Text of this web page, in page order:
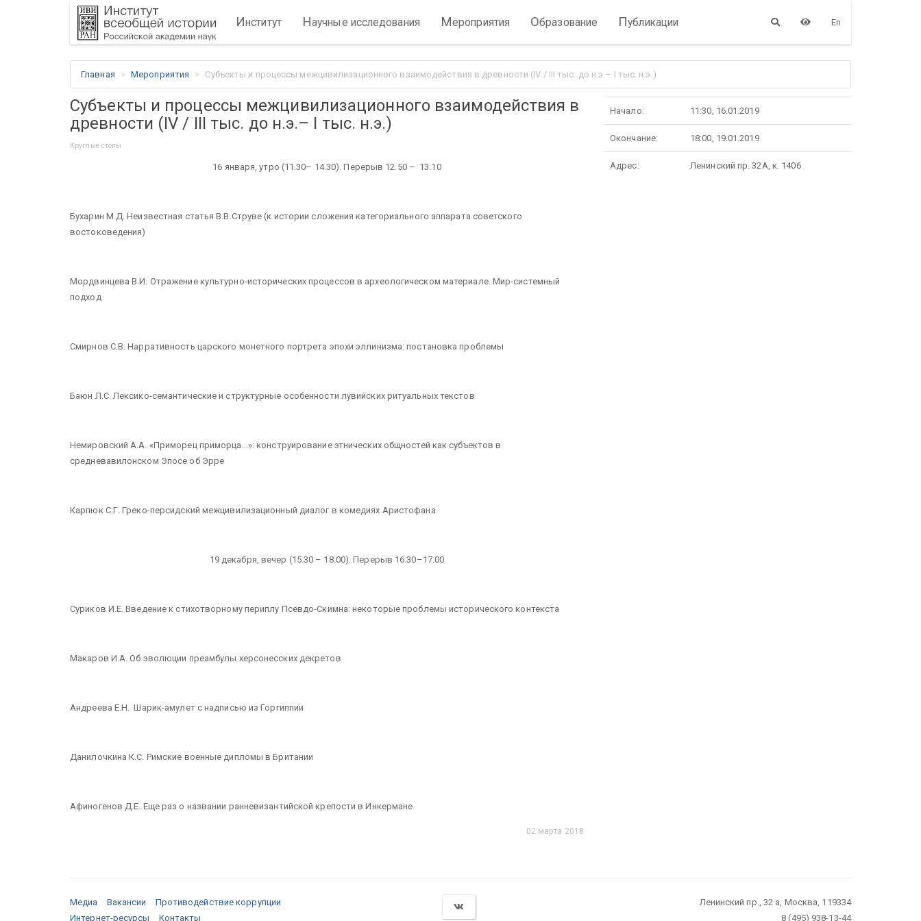
Институт Научные исследования Мероприятия Образование Публикации En
Главная Мероприятия Субъекты и процессы межцивилизационного взаимодействия в древности (IV / III тыс. до н.э.– I тыс. н.э.)
Субъекты и процессы межцивилизационного взаимодействия в
древности (IV / III тыс. до н.э.– I тыс. н.э.)
Круглые столы
16 января, утро (11.30– 14.30). Перерыв 12.50 – 13.10
Бухарин М.Д. Неизвестная статья В.В.Струве (к истории сложения категориального аппарата советского
востоковедения)
Мордвинцева В.И. Отражение культурно-исторических процессов в археологи­ческом материале. Мир-системный
подход
Смирнов С.В. Нарративность царского монетного портрета эпохи эллинизма: постанов­ка проблемы
Баюн Л.С. Лексико-семантические и структурные особенности лувийских ритуальных текстов
Немировский А.А. «Приморец приморца...»: конструирование этнических общностей как субъектов в
средневавилонском Эпосе об Эрре
Карпюк С.Г. Греко-персидский межцивилизационный диалог в комедиях Аристофана
19 декабря, вечер (15.30 – 18.00). Перерыв 16.30–17.00
Суриков И.Е. Введение к стихотворному периплу Псевдо-Скимна: некоторые проблемы исторического контекста
Макаров И.А. Об эволюции преамбулы херсонесских декретов
Андреева Е.Н. Шарик-амулет с надписью из Горгиппии
Данилочкина К.C. Римские военные дипломы в Британии
Афиногенов Д.Е. Еще раз о названии ранневизантийской крепости в Инкермане
02 марта 2018
Начало: 11:30, 16.01.2019
Окончание: 18:00, 19.01.2019
Адрес: Ленинский пр. 32А, к. 1406
Медиа Вакансии
Противодействие коррупции
Интернет-ресурсы
Контакты
Ленинский пр., 32 а, Москва, 119334
8 (495) 938-13-44